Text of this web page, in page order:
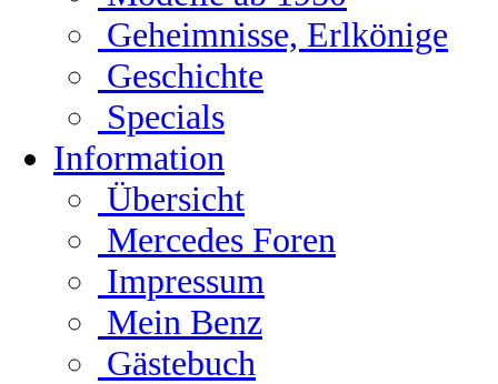
Geheimnisse, Erlkönige
Geschichte
Specials
Information
Übersicht
Mercedes Foren
Impressum
Mein Benz
Gästebuch